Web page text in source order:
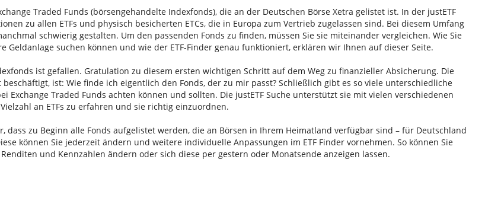
Traded Funds (börsengehandelte Indexfonds), die an der Deutschen Börse Xetra gelistet ist. In der justETF
zu allen ETFs und physisch besicherten ETCs, die in Europa zum Vertrieb zugelassen sind. Bei diesem Umfang
schwierig gestalten. Um den passenden Fonds zu finden, müssen Sie sie miteinander vergleichen. Wie Sie
Geldanlage suchen können und wie der ETF-Finder genau funktioniert, erklären wir Ihnen auf dieser Seite.
ist gefallen. Gratulation zu diesem ersten wichtigen Schritt auf dem Weg zu finanzieller Absicherung. Die
beschäftigt, ist: Wie finde ich eigentlich den Fonds, der zu mir passt? Schließlich gibt es so viele unterschiedliche
Exchange Traded Funds achten können und sollten. Die justETF Suche unterstützt sie mit vielen verschiedenen
an ETFs zu erfahren und sie richtig einzuordnen.
dass zu Beginn alle Fonds aufgelistet werden, die an Börsen in Ihrem Heimatland verfügbar sind – für Deutschland
können Sie jederzeit ändern und weitere individuelle Anpassungen im ETF Finder vornehmen. So können Sie
und Kennzahlen ändern oder sich diese per gestern oder Monatsende anzeigen lassen.